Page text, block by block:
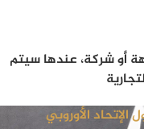
أو شركة، عندها سيتم
الأوروبي